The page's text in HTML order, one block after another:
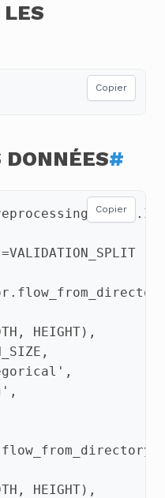
LES
Copier
DONNÉES#
image .
=VALIDATION_SPLIT
.
, HEIGHT),
,
,
,
flow_from_directory
, HEIGHT),
Copier